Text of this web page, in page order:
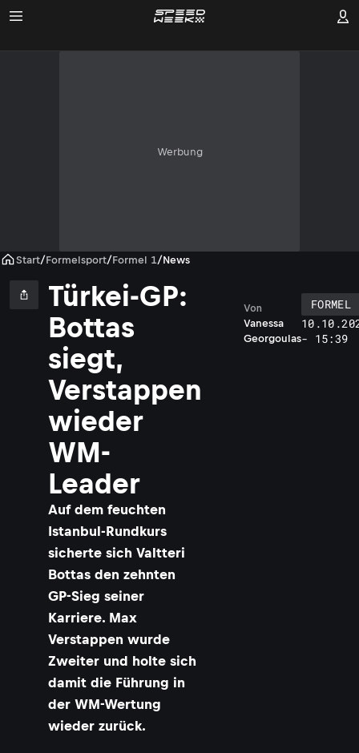
Werbung
Start/Formelsport/Formel 1/News
Türkei-GP:
Bottas
siegt,
Verstappen
wieder
WM-
Leader
Auf dem feuchten
Istanbul-Rundkurs
sicherte sich Valtteri
Bottas den zehnten
GP-Sieg seiner
Karriere. Max
Verstappen wurde
Zweiter und holte sich
damit die Führung in
der WM-Wertung
wieder zurück.
Vanessa
Georgoulas
Von
FORMEL
- 15:39